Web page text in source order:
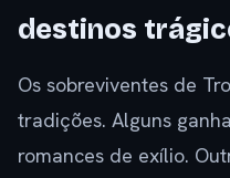
destinos
Os sobreviventes de
tradições. Alguns
romances de exílio.